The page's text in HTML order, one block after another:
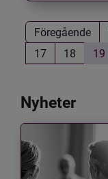
Föregående
17
18 19
Nyheter